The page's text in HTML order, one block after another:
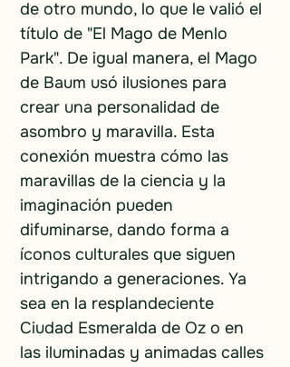
de otro mundo, lo que le valió el
título de "El Mago de Menlo
Park". De igual manera, el Mago
de Baum usó ilusiones para
crear una personalidad de
asombro y maravilla. Esta
conexión muestra cómo las
maravillas de la ciencia y la
imaginación pueden
difuminarse, dando forma a
íconos culturales que siguen
intrigando a generaciones. Ya
sea en la resplandeciente
Ciudad Esmeralda de Oz o en
las iluminadas y animadas calles